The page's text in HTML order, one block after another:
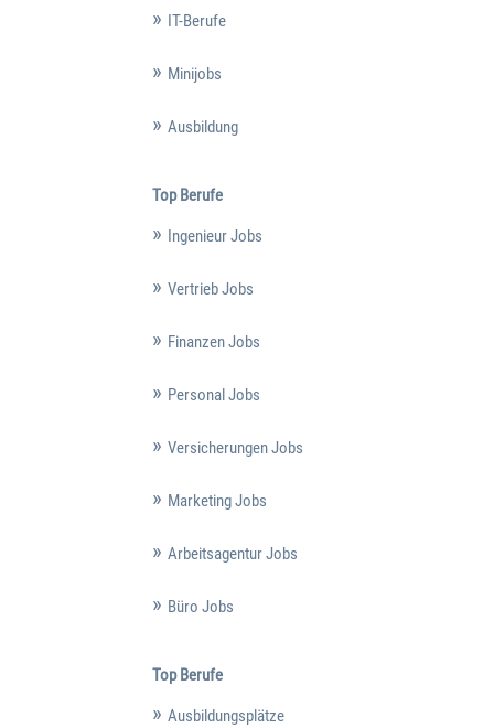
IT-Berufe
Minijobs
Ausbildung
Top Berufe
Ingenieur Jobs
Vertrieb Jobs
Finanzen Jobs
Personal Jobs
Versicherungen Jobs
Marketing Jobs
Arbeitsagentur Jobs
Büro Jobs
Top Berufe
Ausbildungsplätze